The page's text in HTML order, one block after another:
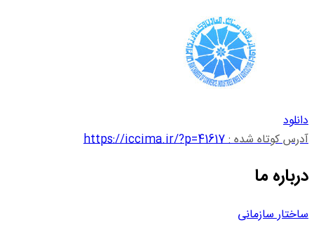
دانلود
آدرس کوتاه شده :https://iccima.ir/?p=41617
درباره ما
ساختار سازمانی